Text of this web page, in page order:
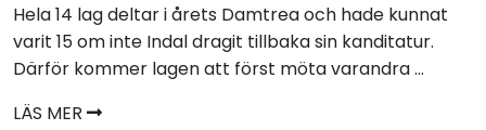
Hela 14 lag deltar i årets Damtrea och hade kunnat
varit 15 om inte Indal dragit tillbaka sin kanditatur.
Därför kommer lagen att först möta varandra ...
LÄS MER